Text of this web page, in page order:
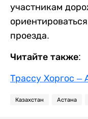
участникам
проезда.
Читайте также:
Трассу Хоргос –
Казахстан Астана